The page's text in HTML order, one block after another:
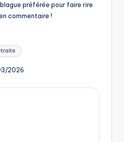
préférée pour faire rire
commentaire !
2026